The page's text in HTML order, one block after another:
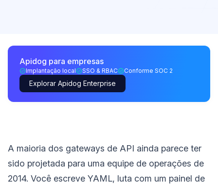
Apidog para empresas
Implantação local SSO & RBAC Conforme SOC 2
Explorar Apidog Enterprise
A maioria dos gateways de API ainda parece ter
sido projetada para uma equipe de operações de
2014. Você escreve YAML, luta com um painel de